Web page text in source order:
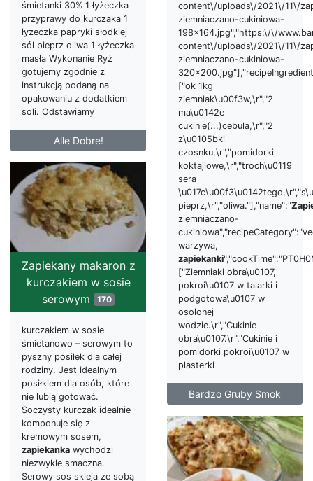
śmietanki 30% 1 łyżeczka
przyprawy do kurczaka 1
łyżeczka papryki słodkiej
sól pieprz oliwa 1 łyżeczka
masła Wykonanie Ryż
gotujemy zgodnie z
instrukcją podaną na
opakowaniu z dodatkiem
soli. Odstawiamy
Alle Dobre!
content\/uploads\/2021\/11\/
ziemniaczano-cukiniowa-
198x164.jpg","https:\/\/
content\/uploads\/2021\/11\/
ziemniaczano-cukiniowa-
["ok 1kg
ziemniak\u00f3w,\r","2
ma\u0142e
cukinie(...)cebula,\r","2
z\u0105bki
czosnku,\r","pomidorki
koktajlowe,\r","troch\u0119
sera
pieprz,\r","oliwa."],"name":"
ziemniaczano-
warzywa,
zapiekanki
["Ziemniaki obra\u0107,
pokroi\u0107 w talarki i
podgotowa\u0107 w
osolonej
wodzie.\r","Cukinie
obra\u0107.\r","Cukinie i
pomidorki pokroi\u0107 w
plasterki
Bardzo Gruby Smok
Zapiekany makaron z
kurczakiem w sosie
serowym
170
kurczakiem w sosie
śmietanowo – serowym to
pyszny posiłek dla całej
rodziny. Jest idealnym
posiłkiem dla osób, które
nie lubią gotować.
Soczysty kurczak idealnie
komponuje się z
kremowym sosem,
zapiekanka wychodzi
niezwykle smaczna.
Serowy sos skleja ze sobą